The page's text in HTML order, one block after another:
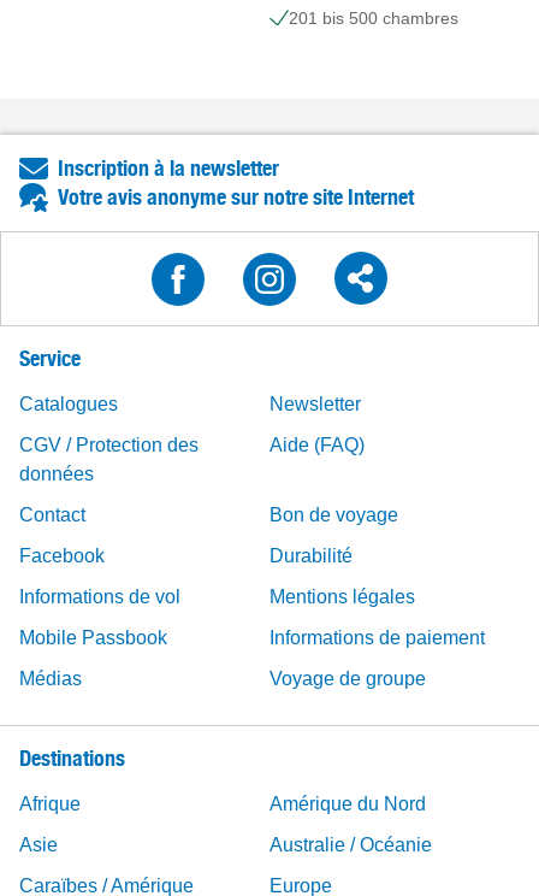
201 bis 500 chambres
Inscription à la newsletter
Votre avis anonyme sur notre site Internet
Service
Catalogues
Newsletter
CGV / Protection des
données
Aide (FAQ)
Contact
Bon de voyage
Facebook
Durabilité
Informations de vol
Mentions légales
Mobile Passbook
Informations de paiement
Médias
Voyage de groupe
Destinations
Afrique
Amérique du Nord
Asie
Australie / Océanie
Caraïbes / Amérique
Europe